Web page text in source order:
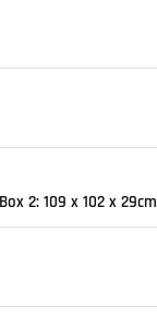
2: 109 x 102 x 29cm